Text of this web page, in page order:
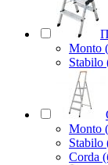
Monto
Stabilo
Monto
Stabilo
Corda